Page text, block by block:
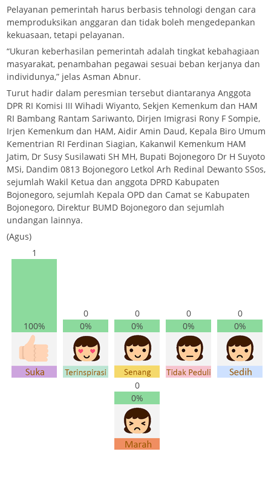
Pelayanan pemerintah harus berbasis tehnologi dengan cara
memproduksikan anggaran dan tidak boleh mengedepankan
kekuasaan, tetapi pelayanan.
“Ukuran keberhasilan pemerintah adalah tingkat kebahagiaan
masyarakat, penambahan pegawai sesuai beban kerjanya dan
individunya,” jelas Asman Abnur.
Turut hadir dalam peresmian tersebut diantaranya Anggota
DPR RI Komisi III Wihadi Wiyanto, Sekjen Kemenkum dan HAM
RI Bambang Rantam Sariwanto, Dirjen Imigrasi Rony F Sompie,
Irjen Kemenkum dan HAM, Aidir Amin Daud, Kepala Biro Umum
Kementrian RI Ferdinan Siagian, Kakanwil Kemenkum HAM
Jatim, Dr Susy Susilawati SH MH, Bupati Bojonegoro Dr H Suyoto
MSi, Dandim 0813 Bojonegoro Letkol Arh Redinal Dewanto SSos,
sejumlah Wakil Ketua dan anggota DPRD Kabupaten
Bojonegoro, sejumlah Kepala OPD dan Camat se Kabupaten
Bojonegoro, Direktur BUMD Bojonegoro dan sejumlah
undangan lainnya.
(Agus)
1
100%
0
0%
0
0%
0
0%
0
0%
0
0%